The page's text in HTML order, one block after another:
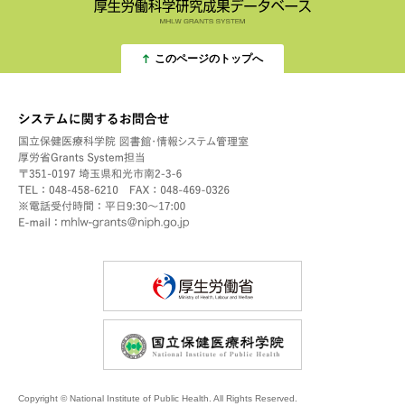
このページのトップへ
Copyright ©︎ National Institute of Public Health. All Rights Reserved.